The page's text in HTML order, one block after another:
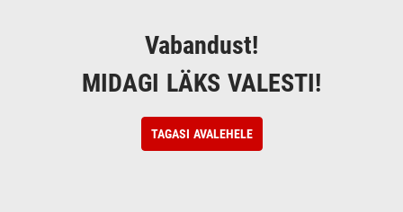
Vabandust!
MIDAGI LÄKS VALESTI!
TAGASI AVALEHELE